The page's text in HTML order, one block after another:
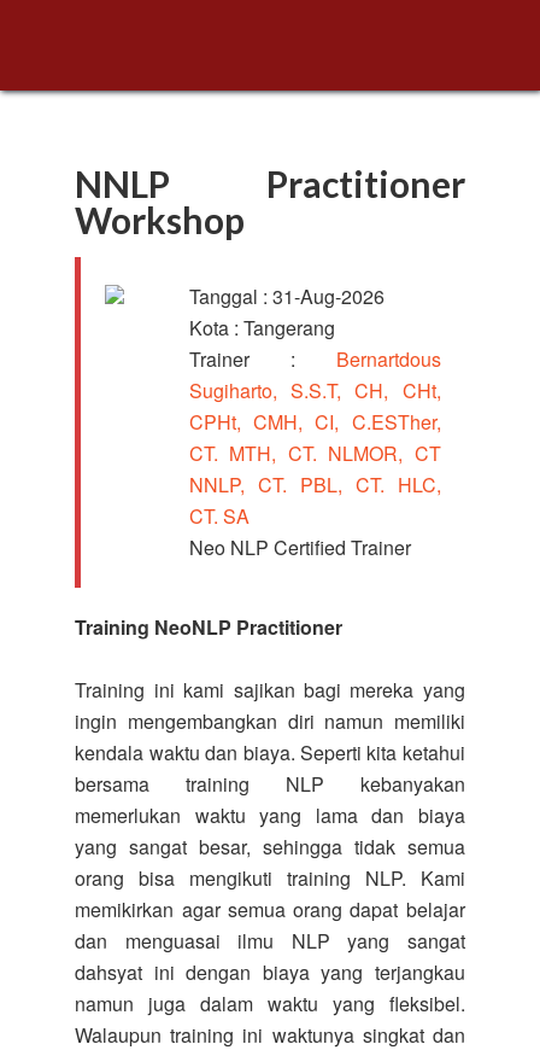
NNLP Practitioner
Workshop
Tanggal : 31-Aug-2026
Kota : Tangerang
Trainer : Bernartdous
Sugiharto, S.S.T, CH, CHt,
CPHt, CMH, CI, C.ESTher,
CT. MTH, CT. NLMOR, CT
NNLP, CT. PBL, CT. HLC,
CT. SA
Neo NLP Certified Trainer
Training NeoNLP Practitioner
Training ini kami sajikan bagi mereka yang
ingin mengembangkan diri namun memiliki
kendala waktu dan biaya. Seperti kita ketahui
bersama training NLP kebanyakan
memerlukan waktu yang lama dan biaya
yang sangat besar, sehingga tidak semua
orang bisa mengikuti training NLP. Kami
memikirkan agar semua orang dapat belajar
dan menguasai ilmu NLP yang sangat
dahsyat ini dengan biaya yang terjangkau
namun juga dalam waktu yang fleksibel.
Walaupun training ini waktunya singkat dan